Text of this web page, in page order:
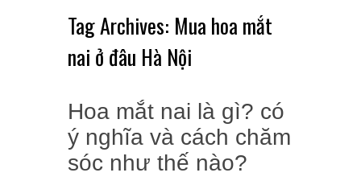
Tag Archives: Mua hoa mắt
nai ở đâu Hà Nội
Hoa mắt nai là gì? có
ý nghĩa và cách chăm
sóc như thế nào?